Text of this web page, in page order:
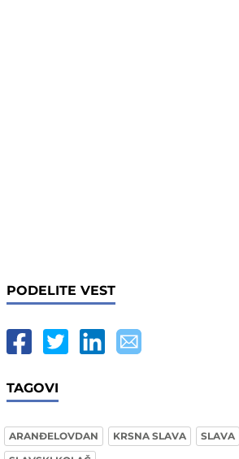
PODELITE VEST
TAGOVI
ARANĐELOVDAN KRSNA SLAVA SLAVA